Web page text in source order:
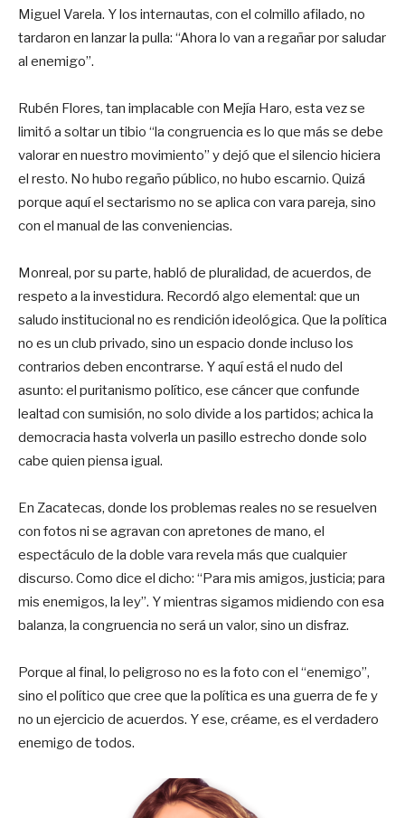
Miguel Varela. Y los internautas, con el colmillo afilado, no
tardaron en lanzar la pulla: “Ahora lo van a regañar por saludar
al enemigo”.
Rubén Flores, tan implacable con Mejía Haro, esta vez se
limitó a soltar un tibio “la congruencia es lo que más se debe
valorar en nuestro movimiento” y dejó que el silencio hiciera
el resto. No hubo regaño público, no hubo escarnio. Quizá
porque aquí el sectarismo no se aplica con vara pareja, sino
con el manual de las conveniencias.
Monreal, por su parte, habló de pluralidad, de acuerdos, de
respeto a la investidura. Recordó algo elemental: que un
saludo institucional no es rendición ideológica. Que la política
no es un club privado, sino un espacio donde incluso los
contrarios deben encontrarse. Y aquí está el nudo del
asunto: el puritanismo político, ese cáncer que confunde
lealtad con sumisión, no solo divide a los partidos; achica la
democracia hasta volverla un pasillo estrecho donde solo
cabe quien piensa igual.
En Zacatecas, donde los problemas reales no se resuelven
con fotos ni se agravan con apretones de mano, el
espectáculo de la doble vara revela más que cualquier
discurso. Como dice el dicho: “Para mis amigos, justicia; para
mis enemigos, la ley”. Y mientras sigamos midiendo con esa
balanza, la congruencia no será un valor, sino un disfraz.
Porque al final, lo peligroso no es la foto con el “enemigo”,
sino el político que cree que la política es una guerra de fe y
no un ejercicio de acuerdos. Y ese, créame, es el verdadero
enemigo de todos.